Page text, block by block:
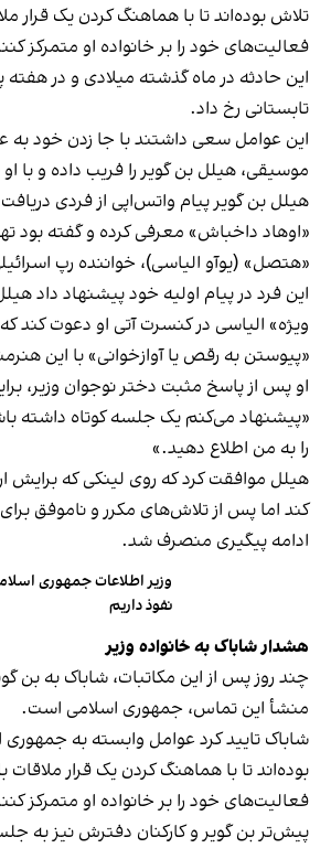
تلاش بوده‌اند تا با هماهنگ کردن یک قرار
فعالیت‌های خود را بر خانواده او متمرکز
این حادثه در ماه گذشته میلادی و در هفته
تابستانی رخ داد.
این عوامل سعی داشتند با جا زدن خود به
موسیقی، هیلل بن‌ گویر را فریب داده و با او
هیلل بن‌ گویر پیام واتس‌اپی از فردی دریافت
«اوهاد داخباش» معرفی کرده و گفته بود
«هتصل» (یوآو الیاسی)، خواننده رپ
این فرد در پیام اولیه خود پیشنهاد داد
ویژه» الیاسی در کنسرت آتی او دعوت کند
«پیوستن به رقص یا آوازخوانی» با این
او پس از پاسخ مثبت دختر نوجوان وزیر،
«پیشنهاد می‌کنم یک جلسه کوتاه داشته
را به من اطلاع دهید.»
هیلل موافقت کرد که روی لینکی که برایش
کند اما پس از تلاش‌های مکرر و ناموفق برای
ادامه پیگیری منصرف شد.
وزیر اطلاعات جمهوری
نفوذ داریم
هشدار شاباک به خانواده وزیر
چند روز پس از این مکاتبات، شاباک به بن‌
منشأ این تماس، جمهوری اسلامی است.
شاباک تایید کرد عوامل وابسته به
بوده‌اند تا با هماهنگ کردن یک قرار ملاقات
فعالیت‌های خود را بر خانواده او متمرکز
پیش‌تر بن‌ گویر و کارکنان دفترش نیز به